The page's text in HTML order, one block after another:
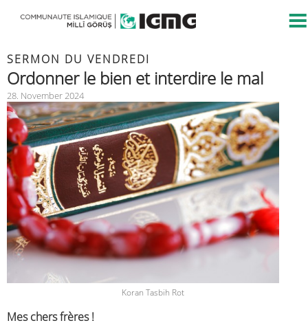
SERMON DU VENDREDI
Ordonner le bien et interdire le mal
28. November 2024
Koran Tasbih Rot
Mes chers frères !